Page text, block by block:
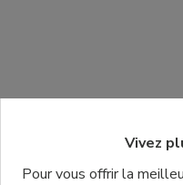
Vivez
Pour vous offrir la